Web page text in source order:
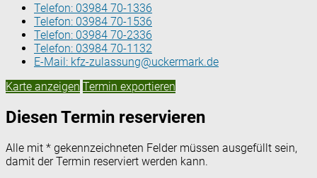
Telefon: 03984 70-1336
Telefon: 03984 70-1536
Telefon: 03984 70-2336
Telefon: 03984 70-1132
E-Mail: kfz-zulassung@uckermark.de
Karte anzeigen Termin exportieren
Diesen Termin reservieren
Alle mit * gekennzeichneten Felder müssen ausgefüllt sein,
damit der Termin reserviert werden kann.